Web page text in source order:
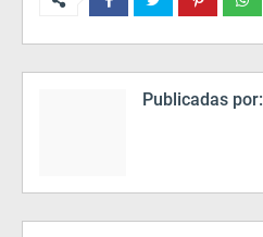
Publicadas por: